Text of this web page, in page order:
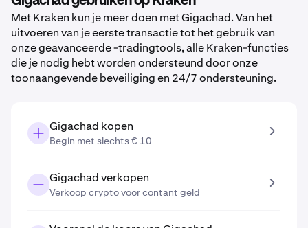
Met Kraken kun je meer doen met Gigachad. Van het
uitvoeren van je eerste transactie tot het gebruik van
onze geavanceerde -tradingtools, alle Kraken-functies
die je nodig hebt worden ondersteund door onze
toonaangevende beveiliging en 24/7 ondersteuning.
Gigachad kopen
Begin met slechts € 10
Gigachad verkopen
Verkoop crypto voor contant geld